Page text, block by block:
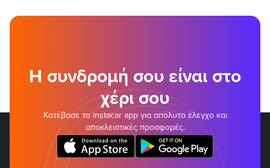
Η συνδρομή σου είναι στο
χέρι σου
Κατέβασε το instacar app για απόλυτο έλεγχο και
αποκλειστικές προσφορές.